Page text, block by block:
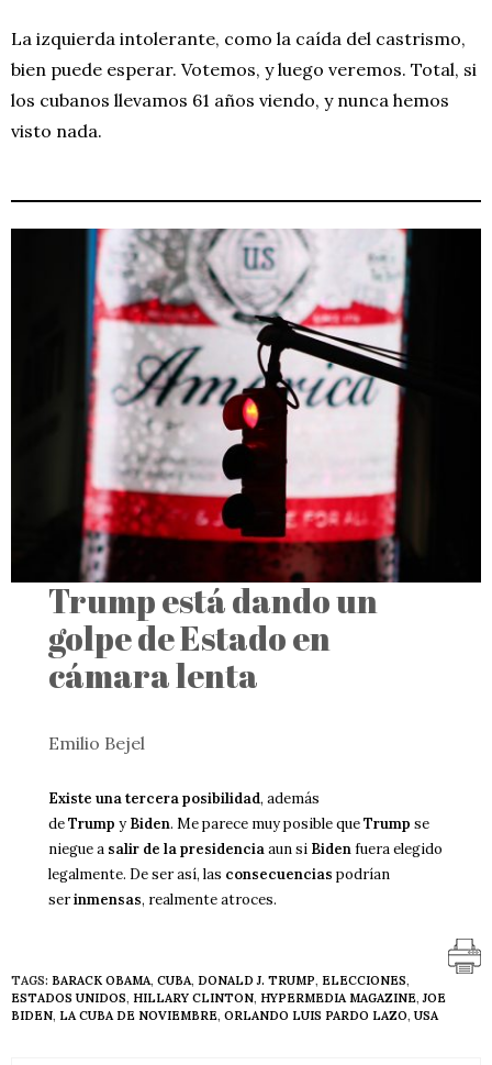
La izquierda intolerante, como la caída del castrismo,
bien puede esperar. Votemos, y luego veremos. Total, si
los cubanos llevamos 61 años viendo, y nunca hemos
visto nada.
Trump está dando un
golpe de Estado en
cámara lenta
Emilio Bejel
Existe una tercera posibilidad, además
deTrump yBiden. Me parece muy posible queTrump se
niegue a salir de la presidenciaaun si Bidenfuera elegido
legalmente. De ser así, las consecuencias podrían
serinmensas, realmente atroces.
TAGS: BARACK OBAMA, CUBA, DONALD J. TRUMP, ELECCIONES,
ESTADOS UNIDOS, HILLARY CLINTON, HYPERMEDIA MAGAZINE,JOE
BIDEN, LA CUBA DE NOVIEMBRE, ORLANDO LUIS PARDO LAZO, USA